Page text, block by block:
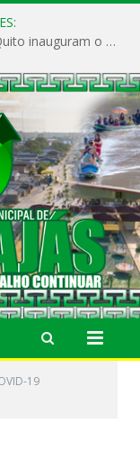
Prefeito Vivaldo Mendes e vice-prefeito Quito inauguram o CAPS e fortalecem a saúde pública em Anajás.
19